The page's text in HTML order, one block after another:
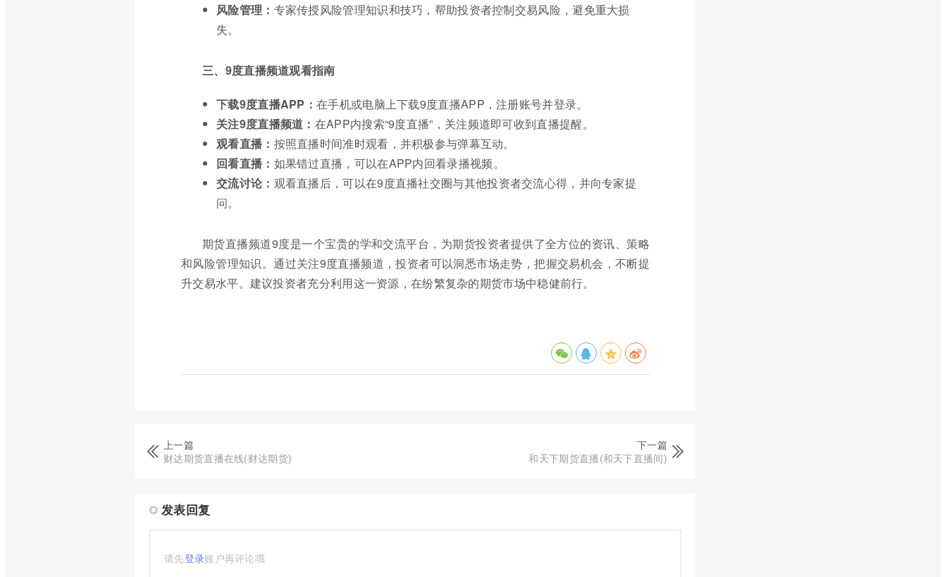
风险管理： 专家传授风险管理知识和技巧，帮助投资者控制交易风险，避免重大损
失。
三、9度直播频道观看指南
下载9度直播APP： 在手机或电脑上下载9度直播APP，注册账号并登录。
关注9度直播频道： 在APP内搜索“9度直播”，关注频道即可收到直播提醒。
观看直播： 按照直播时间准时观看，并积极参与弹幕互动。
回看直播： 如果错过直播，可以在APP内回看录播视频。
交流讨论： 观看直播后，可以在9度直播社交圈与其他投资者交流心得，并向专家提
问。
期货直播频道9度是一个宝贵的学和交流平台，为期货投资者提供了全方位的资讯、策略
和风险管理知识。通过关注9度直播频道，投资者可以洞悉市场走势，把握交易机会，不断提
升交易水平。建议投资者充分利用这一资源，在纷繁复杂的期货市场中稳健前行。
上一篇
财达期货直播在线(财达期货)
下一篇
和天下期货直播(和天下直播间)
发表回复
请先登录账户再评论哦